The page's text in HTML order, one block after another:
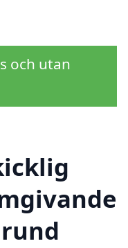
och utan